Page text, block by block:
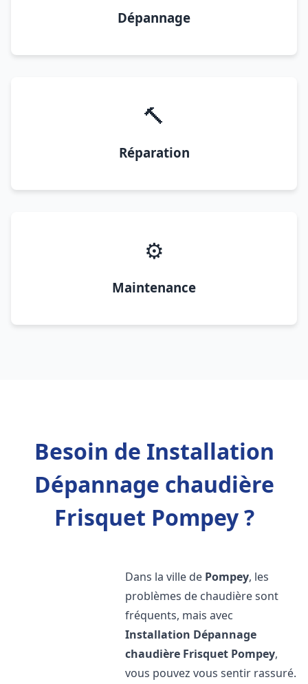
Dépannage
🔨
Réparation
⚙️
Maintenance
Besoin de Installation
Dépannage chaudière
Frisquet Pompey ?
Dans la ville de Pompey, les
problèmes de chaudière sont
fréquents, mais avec
Installation Dépannage
chaudière Frisquet Pompey,
vous pouvez vous sentir rassuré.